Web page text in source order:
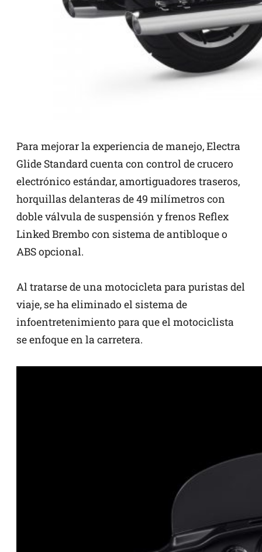
Para mejorar la experiencia de manejo, Electra
Glide Standard cuenta con control de crucero
electrónico estándar, amortiguadores traseros,
horquillas delanteras de 49 milímetros con
doble válvula de suspensión y frenos Reflex
Linked Brembo con sistema de antibloque o
ABS opcional.
Al tratarse de una motocicleta para puristas del
viaje, se ha eliminado el sistema de
infoentretenimiento para que el motociclista
se enfoque en la carretera.